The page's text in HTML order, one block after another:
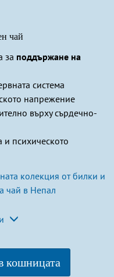
чай
за поддържане на
система
напрежение
върху сърдечно-
и психическото
колекция от билки и
чай в Непал
кошницата